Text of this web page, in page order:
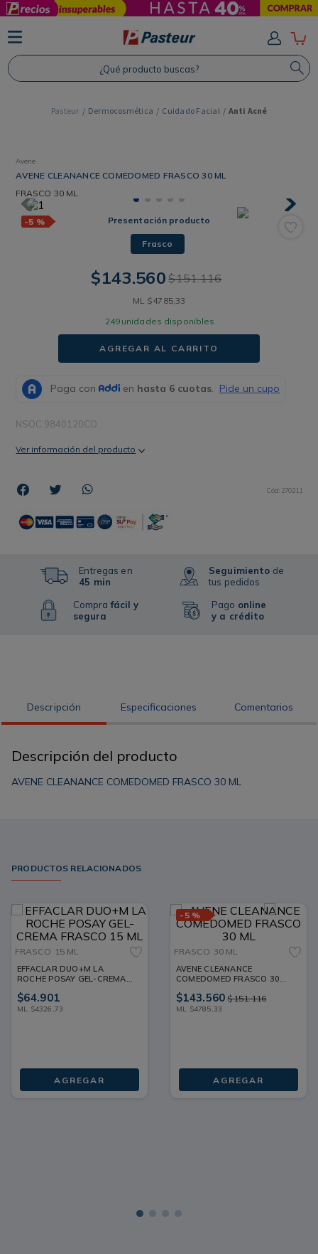
¿Qué producto buscas?
Dermocosmética Cuidado Facial Anti Acné
Avene
AVENE CLEANANCE COMEDOMED FRASCO 30 ML
FRASCO 30 ML
-5 % Presentación producto
Frasco
$143.560 $151.116
ML $4785, 33
249 unidades disponibles
AGREGAR AL CARRITO
NSOC 9840120CO
Ver información del producto
Cód: 270211
Entregas en
45 min
Comprafácil y
segura
Seguimiento de
tus pedidos
Pago online
y a crédito
Descripción Especificaciones Comentarios
Descripción del producto
AVENE CLEANANCE COMEDOMED FRASCO 30 ML
PRODUCTOS RELACIONADOS
FRASCO 15 ML
EFFACLAR DUO+M LA
ROCHE POSAY GEL-CREMA
$64.901
ML $4326 ,73
AGREGAR
- 5 %
FRASCO 30 ML
AVENE CLEANANCE
COMEDOMED FRASCO 30
$143.560 $151.116
ML $4785,33
AGREGAR
TÉRMINOS MÁS BUSCADOS
1. Protector Solar
2. Shampoo